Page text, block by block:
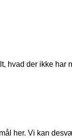
hvad der ikke har
her. Vi kan